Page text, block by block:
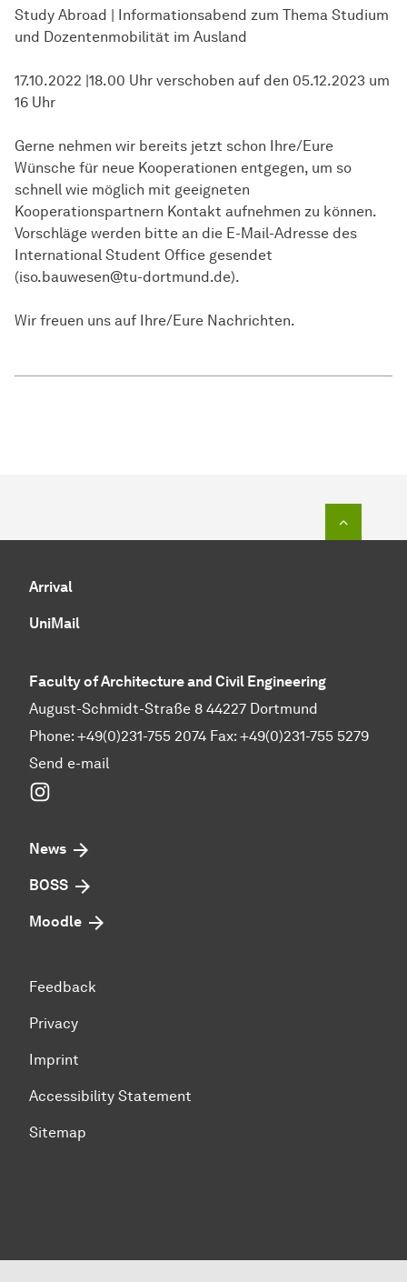
Study Abroad | Informationsabend zum Thema Studium
und Dozentenmobilität im Ausland
17.10.2022 |18.00 Uhr verschoben auf den 05.12.2023 um
16 Uhr
Gerne nehmen wir bereits jetzt schon Ihre/Eure
Wünsche für neue Kooperationen entgegen, um so
schnell wie möglich mit geeigneten
Kooperationspartnern Kontakt aufnehmen zu können.
Vorschläge werden bitte an die E-Mail-Adresse des
International Student Office gesendet
(iso.bauwesen@tu-dortmund.de).
Wir freuen uns auf Ihre/Eure Nachrichten.
Arrival
UniMail
Faculty of Architecture and Civil Engineering
August-Schmidt-Straße 8 44227 Dortmund
Phone: +49(0)231-755 2074 Fax: +49(0)231-755 5279
Send e-mail
News
BOSS
Moodle
Feedback
Privacy
Imprint
Accessibility Statement
Sitemap